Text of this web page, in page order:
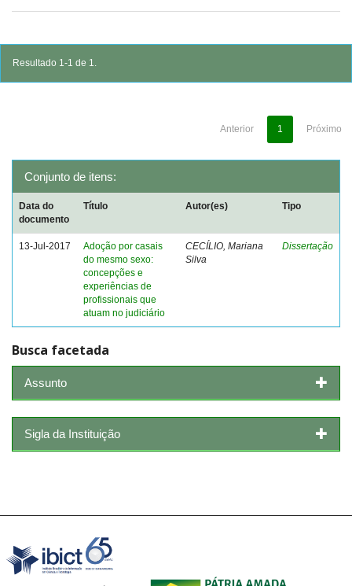
Resultado 1-1 de 1.
Anterior 1 Próximo
Conjunto de itens:
Data do
documento
Título Autor(es) Tipo
13-Jul-2017
Adoção por casais
do mesmo sexo:
concepções e
experiências de
profissionais que
atuam no judiciário
CECÍLIO, Mariana
Silva
Dissertação
Busca facetada
Assunto
Sigla da Instituição